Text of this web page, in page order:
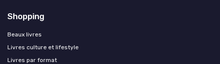
Shopping
Beaux livres
Livres culture et lifestyle
Livres par format